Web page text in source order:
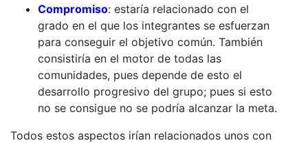
Compromiso: estaría relacionado con el
grado en el que los integrantes se esfuerzan
para conseguir el objetivo común. También
consistiría en el motor de todas las
comunidades, pues depende de esto el
desarrollo progresivo del grupo; pues si esto
no se consigue no se podría alcanzar la meta.
Todos estos aspectos irían relacionados unos con